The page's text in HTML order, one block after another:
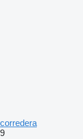
corredera
9